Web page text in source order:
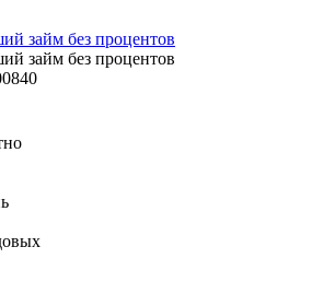
займ без процентов
займ без процентов